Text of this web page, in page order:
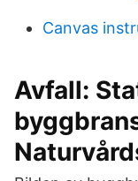
Canvas
Avfall: